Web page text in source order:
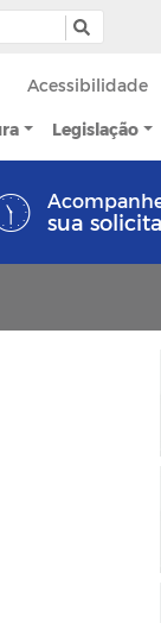
Acessibilidade
Legislação
sua